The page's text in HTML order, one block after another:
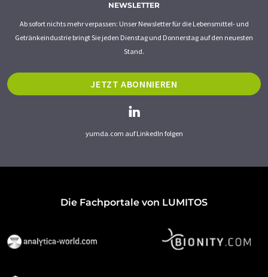
NEWSLETTER
Ab sofort nichts mehr verpassen: Unser Newsletter für die Lebensmittel- und
Getränkeindustrie bringt Sie jeden Dienstag und Donnerstag auf den neuesten
Stand.
JETZT ABONNIEREN
yumda.com auf LinkedIn folgen
Die Fachportale von LUMITOS